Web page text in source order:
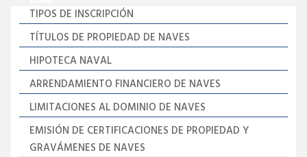
TIPOS DE INSCRIPCIÓN
TÍTULOS DE PROPIEDAD DE NAVES
HIPOTECA NAVAL
ARRENDAMIENTO FINANCIERO DE NAVES
LIMITACIONES AL DOMINIO DE NAVES
EMISIÓN DE CERTIFICACIONES DE PROPIEDAD Y
GRAVÁMENES DE NAVES